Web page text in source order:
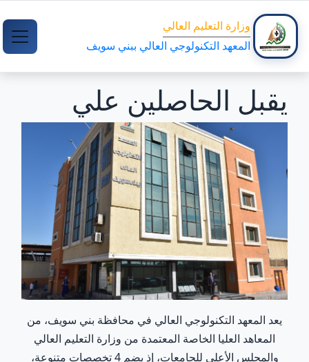
وزارة التعليم العالي
المعهد التكنولوجي العالي ببني سويف
يقبل الحاصلين علي
يعد المعهد التكنولوجي العالي في محافظة بني سويف، من
المعاهد العليا الخاصة المعتمدة من وزارة التعليم العالي
والمجلس الأعلى للجامعات، إذ يضم 4 تخصصات متنوعة،